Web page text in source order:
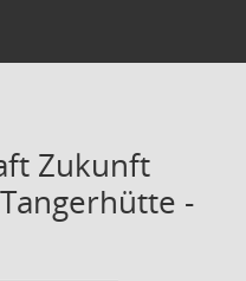
Zukunft
-